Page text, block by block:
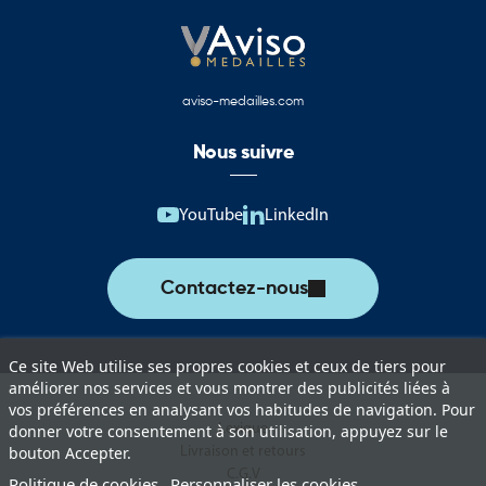
Valorisation de l'image de marque.
La catégorie peut comprendre différentes solutions adaptées aux
Mâts pour drapeaux publicitaires.
Mâts pour pavillons institutionnels.
Mâts télescopiques événementiels.
Mâts mobiles avec embase.
Mâts pour signalétique temporaire.
Supports de communication grand format.
Le choix d'un mât événementiel dépend de plusieurs critères.
Ce site Web utilise ses propres cookies et ceux de tiers pour
améliorer nos services et vous montrer des publicités liées à
vos préférences en analysant vos habitudes de navigation. Pour
donner votre consentement à son utilisation, appuyez sur le
bouton Accepter.
aviso-medailles.com
Nous suivre
YouTube LinkedIn
Contactez-nous
Lexique